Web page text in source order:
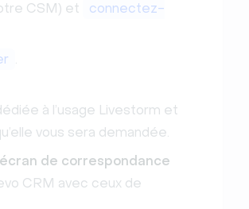
CSM) et
connectez-
.
à l’usage Livestorm et
vous sera demandée.
écran de correspondance
CRM avec ceux de